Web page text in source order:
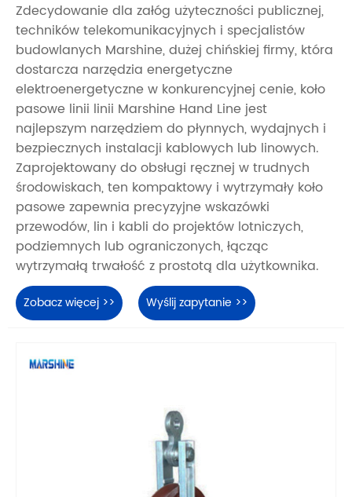
Zdecydowanie dla załóg użyteczności publicznej,
techników telekomunikacyjnych i specjalistów
budowlanych Marshine, dużej chińskiej firmy, która
dostarcza narzędzia energetyczne
elektroenergetyczne w konkurencyjnej cenie, koło
pasowe linii linii Marshine Hand Line jest
najlepszym narzędziem do płynnych, wydajnych i
bezpiecznych instalacji kablowych lub linowych.
Zaprojektowany do obsługi ręcznej w trudnych
środowiskach, ten kompaktowy i wytrzymały koło
pasowe zapewnia precyzyjne wskazówki
przewodów, lin i kabli do projektów lotniczych,
podziemnych lub ograniczonych, łącząc
wytrzymałą trwałość z prostotą dla użytkownika.
Zobacz więcej >> Wyślij zapytanie >>